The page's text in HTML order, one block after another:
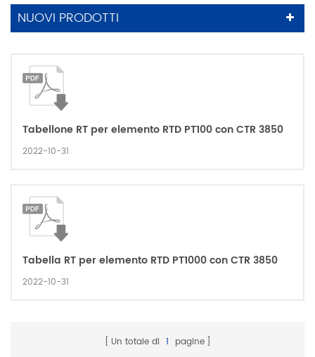
NUOVI PRODOTTI
Tabellone RT per elemento RTD PT100 con CTR 3850
2022-10-31
Tabella RT per elemento RTD PT1000 con CTR 3850
2022-10-31
Un totale di 1 pagine